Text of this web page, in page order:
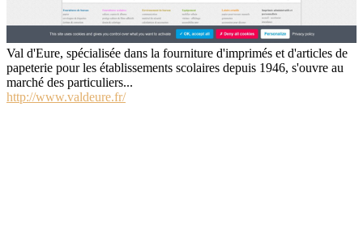
Val d'Eure, spécialisée dans la fourniture d'imprimés et d'articles de
papeterie pour les établissements scolaires depuis 1946, s'ouvre au
marché des particuliers...
http://www.valdeure.fr/